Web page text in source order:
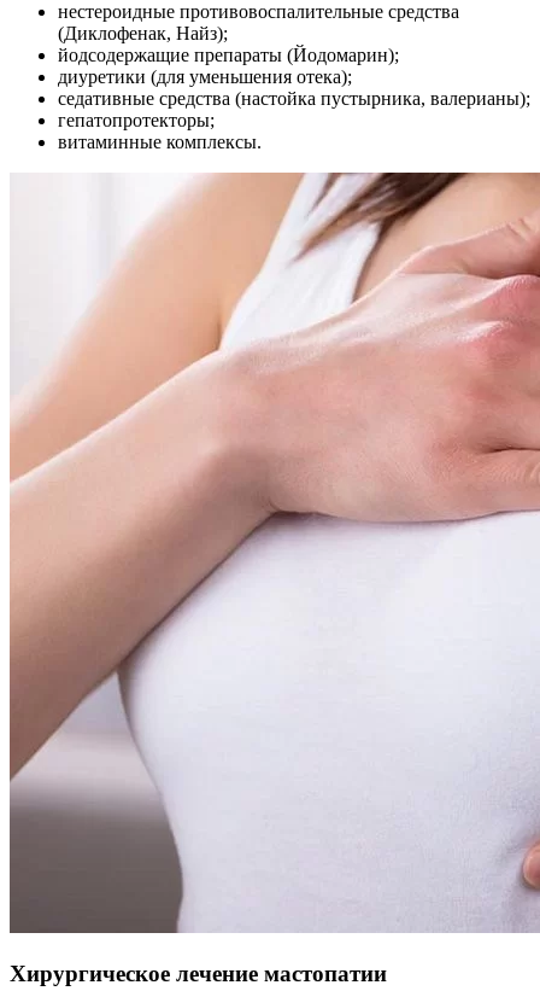
нестероидные противовоспалительные средства
(Диклофенак, Найз);
йодсодержащие препараты (Йодомарин);
диуретики (для уменьшения отека);
седативные средства (настойка пустырника, валерианы);
гепатопротекторы;
витаминные комплексы.
Хирургическое лечение мастопатии